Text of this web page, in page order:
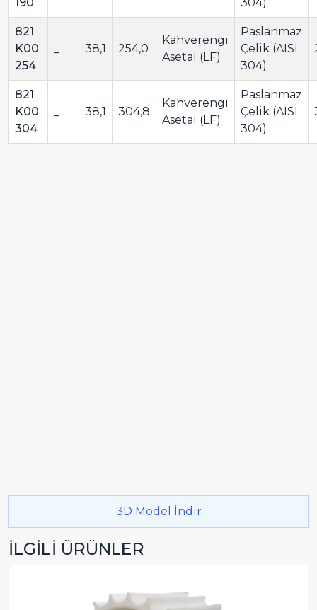
821
K00
254
38,1 254,0
Kahverengi
Asetal (LF)
Paslanmaz
Çelik (AISI
304)
821
K00
304
38,1 304,8
Kahverengi
Asetal (LF)
Paslanmaz
Çelik (AISI
304)
3D Model İndir
İLGİLİ ÜRÜNLER